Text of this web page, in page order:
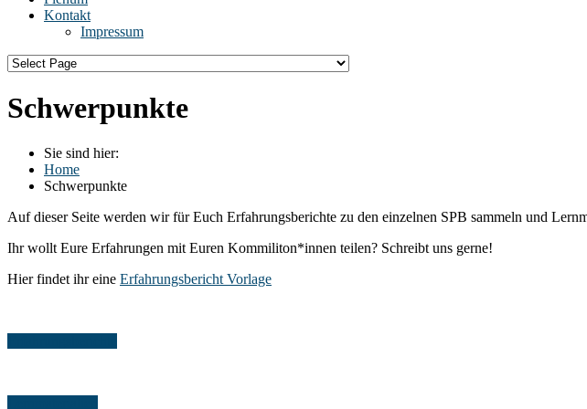
Kontakt
Impressum
Schwerpunkte
Sie sind hier:
Home
Schwerpunkte
Auf dieser Seite werden wir für Euch Erfahrungsberichte zu den einzelnen SPB sammeln und
Ihr wollt Eure Erfahrungen mit Euren Kommiliton*innen teilen? Schreibt uns gerne!
Hier findet ihr eine Erfahrungsbericht Vorlage